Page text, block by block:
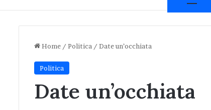
Home / Politica / Date un’occhiata
Politica
Date un’occhiata